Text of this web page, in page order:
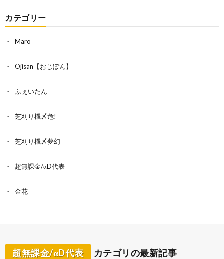
カテゴリー
Maro
Ojisan【おじぽん】
ふぇいたん
芝刈り機〆危!
芝刈り機〆夢幻
超無課金/αD代表
金花
超無課金/αD代表 カテゴリの最新記事